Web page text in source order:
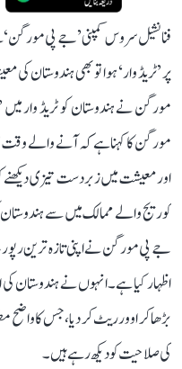
فنانشیل سروس کمپنی ’جے پی مورگن‘
پر ’ٹریڈ وار‘ ہوا تو بھی ہندوستان
مورگن نے ہندوستان کو ٹریڈ وار
مورگن کا کہنا ہے کہ آنے والے
اور معیشت میں زبردست تیزی
کوریج والے ممالک میں سے
جے پی مورگن نے اپنی تازہ ترین
اظہار کیا ہے۔ انہوں نے ہندوستان کی
بڑھا کر اوورریٹ کر دیا، جس کا واضح
کی صلاحیت کو دیکھ رہے ہیں۔